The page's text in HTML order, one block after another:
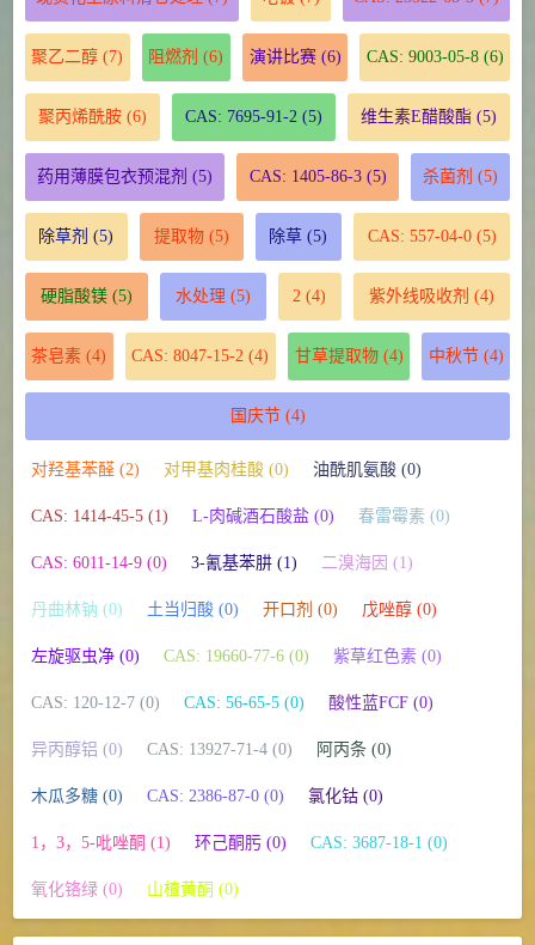
聚乙二醇 (7) 阻燃剂 (6) 演讲比赛(6) CAS: 9003-05-8(6)
聚丙烯酰胺(6) CAS: 7695-91-2 (5) 维生素E醋酸酯 (5)
药用薄膜包衣预混剂 (5) CAS: 1405-86-3(5) 杀菌剂 (5)
除草剂 (5) 提取物(5) 除草 (5) CAS: 557-04-0(5)
硬脂酸镁(5) 水处理 (5) 2 (4) 紫外线吸收剂 (4)
茶皂素 (4) CAS: 8047-15-2 (4) 甘草提取物(4) 中秋节(4)
国庆节(4)
对羟基苯醛 (2) 对甲基肉桂酸 (0) 油酰肌氨酸 (0)
CAS: 1414-45-5 (1) L-肉碱酒石酸盐 (0) 春雷霉素 (0)
CAS: 6011-14-9 (0) 3-氰基苯肼 (1) 二溴海因 (1)
丹曲林钠 (0) 土当归酸 (0) 开口剂 (0) 戊唑醇 (0)
左旋驱虫净 (0) CAS: 19660-77-6 (0) 紫草红色素 (0)
CAS: 120-12-7 (0) CAS: 56-65-5 (0) 酸性蓝FCF (0)
异丙醇铝 (0) CAS: 13927-71-4 (0) 阿丙条 (0)
木瓜多糖 (0) CAS: 2386-87-0 (0) 氯化钴 (0)
1，3，5-吡唑酮 (1) 环己酮肟 (0) CAS: 3687-18-1 (0)
氧化铬绿 (0) 山楂黄酮 (0)